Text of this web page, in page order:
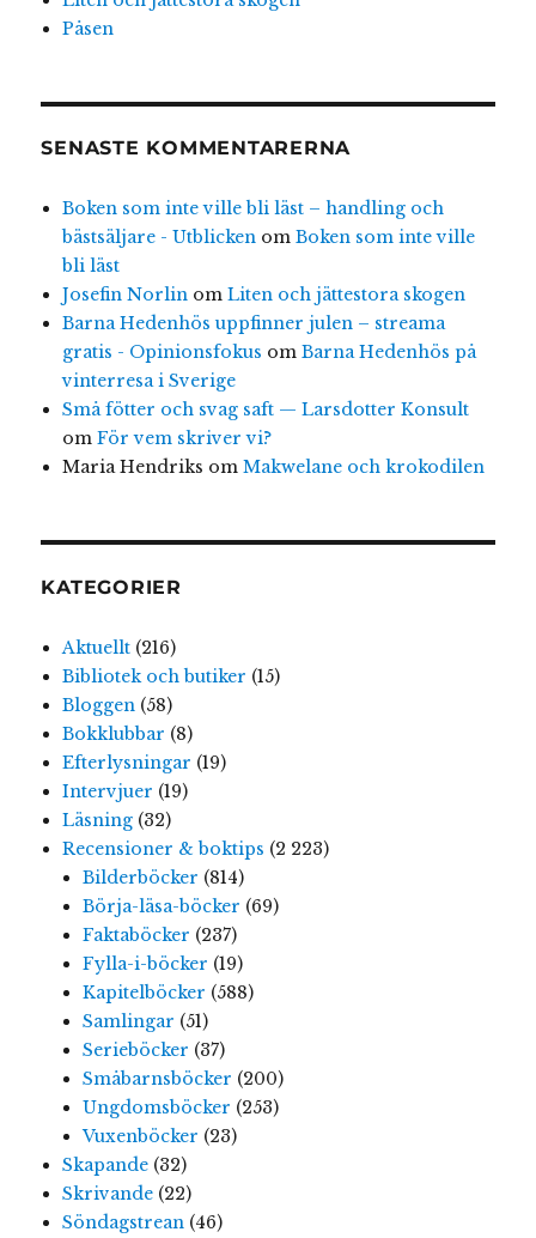
Påsen
SENASTE KOMMENTARERNA
Boken som inte ville bli läst – handling och
bästsäljare - Utblickenom Boken som inte ville
bli läst
Josefin Norlinom Liten och jättestora skogen
Barna Hedenhös uppfinner julen – streama
gratis - Opinionsfokus om Barna Hedenhös på
vinterresa i Sverige
Små fötter och svag saft — Larsdotter Konsult
om För vem skriver vi?
Maria Hendriks om Makwelane och krokodilen
KATEGORIER
Aktuellt(216)
Bibliotek och butiker (15)
Bloggen(58)
Bokklubbar (8)
Efterlysningar (19)
Intervjuer (19)
Läsning(32)
Recensioner & boktips (2 223)
Bilderböcker (814)
Börja-läsa-böcker (69)
Faktaböcker (237)
Fylla-i-böcker (19)
Kapitelböcker (588)
Samlingar (51)
Serieböcker (37)
Småbarnsböcker (200)
Ungdomsböcker (253)
Vuxenböcker (23)
Skapande(32)
Skrivande(22)
Söndagstrean(46)